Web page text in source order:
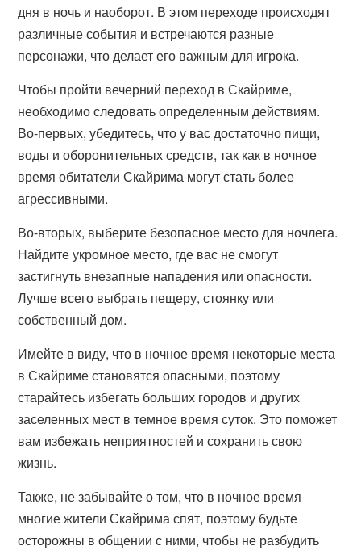
дня в ночь и наоборот. В этом переходе происходят
различные события и встречаются разные
персонажи, что делает его важным для игрока.
Чтобы пройти вечерний переход в Скайриме,
необходимо следовать определенным действиям.
Во-первых, убедитесь, что у вас достаточно пищи,
воды и оборонительных средств, так как в ночное
время обитатели Скайрима могут стать более
агрессивными.
Во-вторых, выберите безопасное место для ночлега.
Найдите укромное место, где вас не смогут
застигнуть внезапные нападения или опасности.
Лучше всего выбрать пещеру, стоянку или
собственный дом.
Имейте в виду, что в ночное время некоторые места
в Скайриме становятся опасными, поэтому
старайтесь избегать больших городов и других
заселенных мест в темное время суток. Это поможет
вам избежать неприятностей и сохранить свою
жизнь.
Также, не забывайте о том, что в ночное время
многие жители Скайрима спят, поэтому будьте
осторожны в общении с ними, чтобы не разбудить